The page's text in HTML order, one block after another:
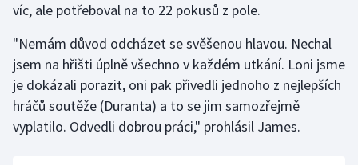
víc, ale potřeboval na to 22 pokusů z pole.
"Nemám důvod odcházet se svěšenou hlavou. Nechal
jsem na hřišti úplně všechno v každém utkání. Loni jsme
je dokázali porazit, oni pak přivedli jednoho z nejlepších
hráčů soutěže (Duranta) a to se jim samozřejmě
vyplatilo. Odvedli dobrou práci," prohlásil James.